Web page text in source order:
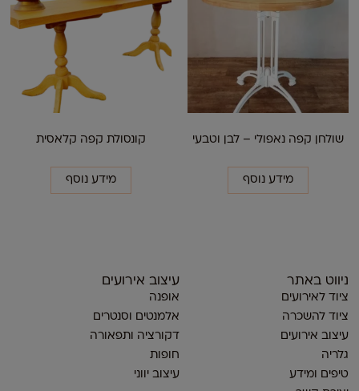
שולחן קפה נאפולי – לבן וטבעי
מידע נוסף
קונסולת קפה קלאסית
מידע נוסף
ניווט באתר
ציוד לאירועים
ציוד להשכרה
עיצוב אירועים
גלריה
טיפים ומידע
עיצוב אירועים
אופנה
אלמנטים וסנטרים
דקורציה ותפאורה
חופות
עיצוב יווני